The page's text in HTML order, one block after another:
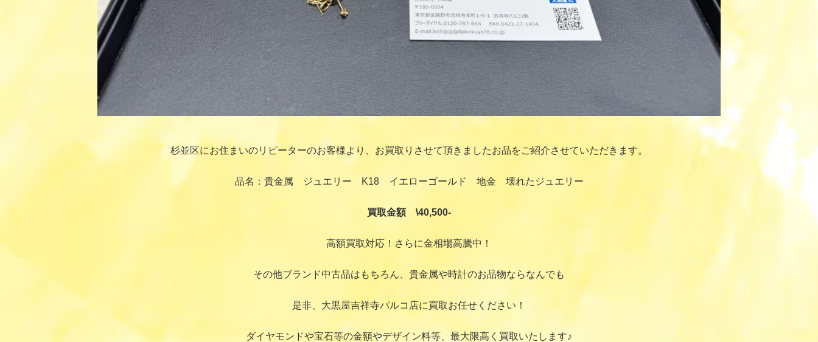
杉並区にお住まいのリピーターのお客様より、お買取りさせて頂きましたお品をご紹介させていただきます。
品名：貴金属 ジュエリー K18 イエローゴールド 地金 壊れたジュエリー
買取金額 \40,500-
高額買取対応！さらに金相場高騰中！
その他ブランド中古品はもちろん、貴金属や時計のお品物ならなんでも
是非、大黒屋吉祥寺パルコ店に買取お任せください！
ダイヤモンドや宝石等の金額やデザイン料等、最大限高く買取いたします♪